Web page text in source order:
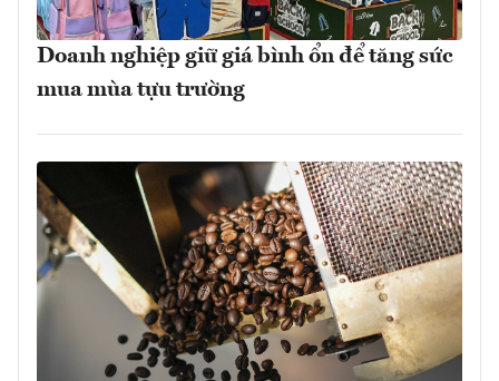
Doanh nghiệp giữ giá bình ổn để tăng sức
mua mùa tựu trường